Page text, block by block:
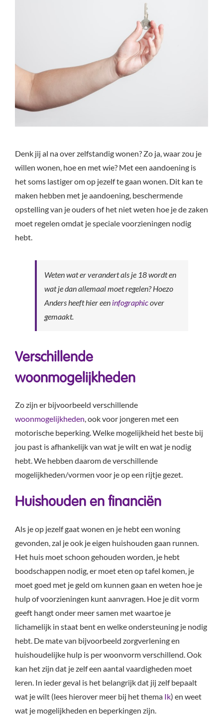
Denk jij al na over zelfstandig wonen? Zo ja, waar zou je
willen wonen, hoe en met wie? Met een aandoening is
het soms lastiger om op jezelf te gaan wonen. Dit kan te
maken hebben met je aandoening, beschermende
opstelling van je ouders of het niet weten hoe je de zaken
moet regelen omdat je speciale voorzieningen nodig
hebt.
Weten wat er verandert als je 18 wordt en
wat je dan allemaal moet regelen? Hoezo
Anders heeft hier een infographicover
gemaakt.
Verschillende
woonmogelijkheden
Zo zijn er bijvoorbeeld verschillende
woonmogelijkheden, ook voor jongeren met een
motorische beperking. Welke mogelijkheid het beste bij
jou past is afhankelijk van wat je wilt en wat je nodig
hebt. We hebben daarom de verschillende
mogelijkheden/vormen voor je op een rijtje gezet.
Huishouden en financiën
Als je op jezelf gaat wonen en je hebt een woning
gevonden, zal je ook je eigen huishouden gaan runnen.
Het huis moet schoon gehouden worden, je hebt
boodschappen nodig, er moet eten op tafel komen, je
moet goed met je geld om kunnen gaan en weten hoe je
hulp of voorzieningen kunt aanvragen. Hoe je dit vorm
geeft hangt onder meer samen met waartoe je
lichamelijk in staat bent en welke ondersteuning je nodig
hebt. De mate van bijvoorbeeld zorgverlening en
huishoudelijke hulp is per woonvorm verschillend. Ook
kan het zijn dat je zelf een aantal vaardigheden moet
leren. In ieder geval is het belangrijk dat jij zelf bepaalt
wat je wilt (lees hierover meer bij het thema Ik) en weet
wat je mogelijkheden en beperkingen zijn.